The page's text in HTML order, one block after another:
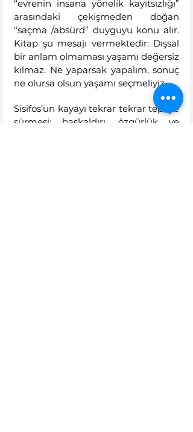
“evrenin insana yönelik kayıtsızlığı”
arasındaki çekişmeden doğan
“saçma /absürd” duyguyu konu alır.
Kitap şu mesajı vermektedir: Dışsal
bir anlam olmaması yaşamı değersiz
kılmaz. Ne yaparsak yapalım, sonuç
ne olursa olsun yaşamı seçmeliyiz.
Sisifos’un kayayı tekrar tekrar tepeye
sürmesi; başkaldırı, özgürlük ve